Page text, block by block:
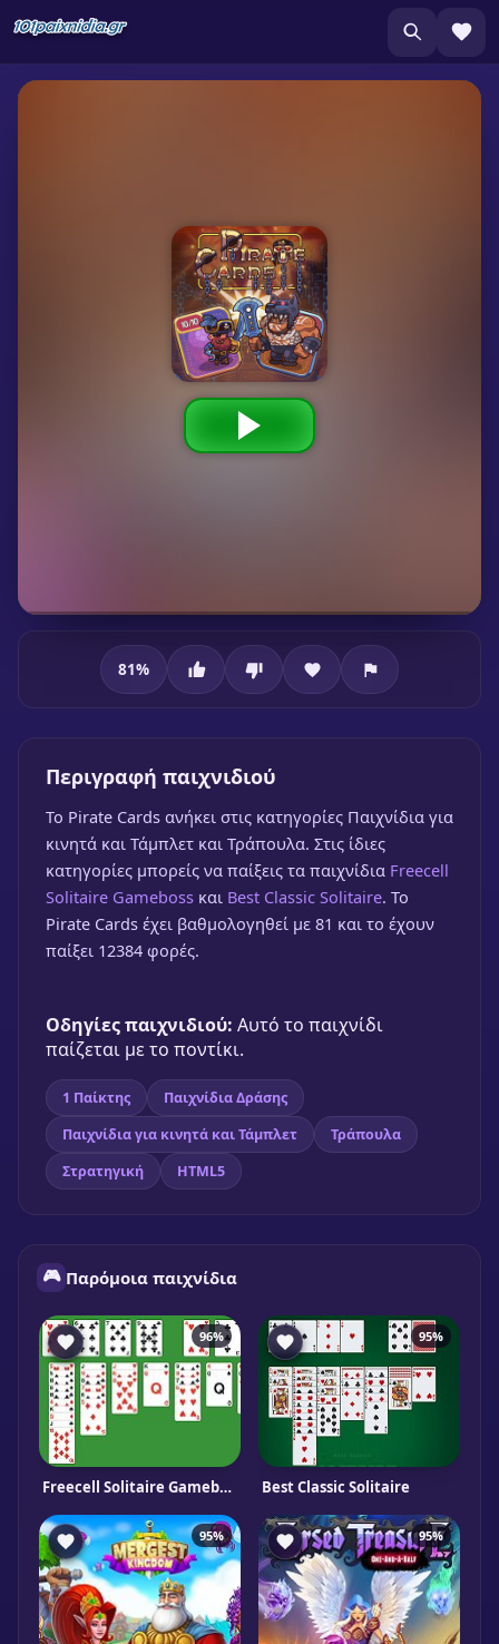
Pirate Cards
★81% 🎮 1 Παίκτης
81%
Περιγραφή παιχνιδιού
To Pirate Cards ανήκει στις κατηγορίες Παιχνίδια για
κινητά και Τάμπλετ και Τράπουλα. Στις ίδιες
κατηγορίες μπορείς να παίξεις τα παιχνίδια Freecell
Solitaire Gameboss και Best Classic Solitaire. Το
Pirate Cards έχει βαθμολογηθεί με 81 και το έχουν
παίξει 12384 φορές.
Οδηγίες παιχνιδιού: Αυτό το παιχνίδι
παίζεται με το ποντίκι.
1 Παίκτης
Παιχνίδια Δράσης
Παιχνίδια για κινητά και Τάμπλετ
Τράπουλα
Στρατηγική
HTML5
🎮 Παρόμοια παιχνίδια
96%
Freecell Solitaire Gameboss
95%
Best Classic Solitaire
95% 95%